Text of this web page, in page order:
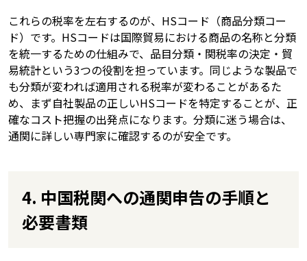
これらの税率を左右するのが、HSコード（商品分類コー
ド）です。HSコードは国際貿易における商品の名称と分類
を統一するための仕組みで、品目分類・関税率の決定・貿
易統計という3つの役割を担っています。同じような製品で
も分類が変われば適用される税率が変わることがあるた
め、まず自社製品の正しいHSコードを特定することが、正
確なコスト把握の出発点になります。分類に迷う場合は、
通関に詳しい専門家に確認するのが安全です。
4. 中国税関への通関申告の手順と
必要書類